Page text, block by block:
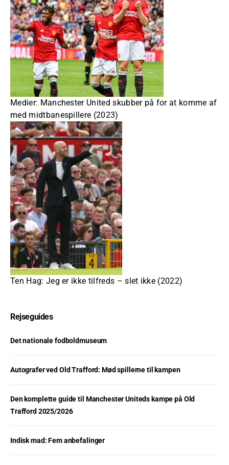
Medier: Manchester United skubber på for at komme af
med midtbanespillere (2023)
Ten Hag: Jeg er ikke tilfreds – slet ikke (2022)
Rejseguides
Det nationale fodboldmuseum
Autografer ved Old Trafford: Mød spillerne til kampen
Den komplette guide til Manchester Uniteds kampe på Old
Trafford 2025/2026
Indisk mad: Fem anbefalinger